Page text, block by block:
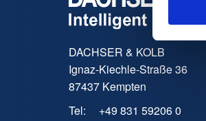
DACHSER & KOLB
Ignaz-Kiechle-Straße 36
87437 Kempten
Tel:
+49 831 59206 0